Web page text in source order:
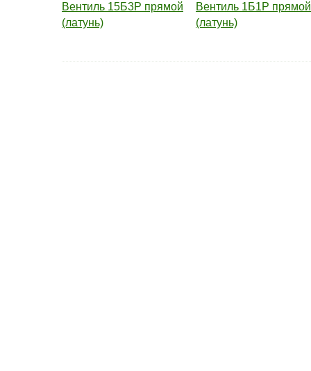
Вентиль 15Б3Р прямой
(латунь)
Вентиль 1Б1Р прямой
(латунь)